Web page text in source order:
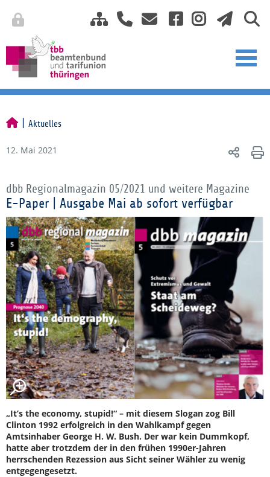
Aktuelles
12. Mai 2021
dbb Regionalmagazin 05/2021 und weitere Magazine
E-Paper | Ausgabe Mai ab sofort verfügbar
„It’s the economy, stupid!“ – mit diesem Slogan zog Bill
Clinton 1992 erfolgreich in den Wahlkampf gegen
Amtsinhaber George H. W. Bush. Der war kein Dummkopf,
hatte aber trotzdem der in den frühen 1990er-Jahren
herrschenden Rezession aus Sicht seiner Wähler zu wenig
entgegengesetzt.